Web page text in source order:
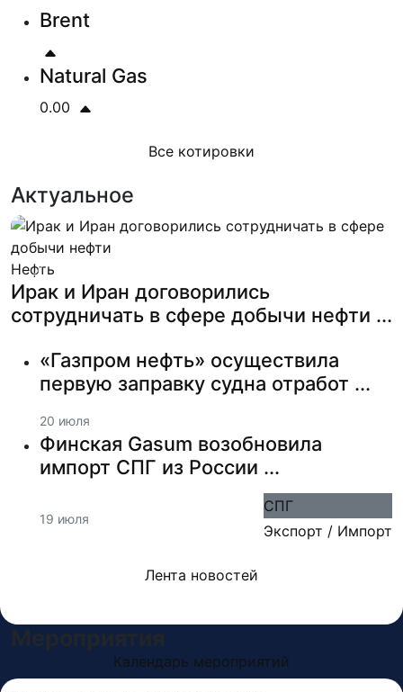
Brent
Natural Gas
0.00
Все котировки
Актуальное
Нефть
Ирак и Иран договорились
сотрудничать в сфере добычи нефти ...
Previous
«Газпром нефть» осуществила
первую заправку судна отработ ...
20 июля
Финская Gasum возобновила
импорт СПГ из России ...
19 июля
СПГ
Экспорт / Импорт
Лента новостей
Календарь мероприятий